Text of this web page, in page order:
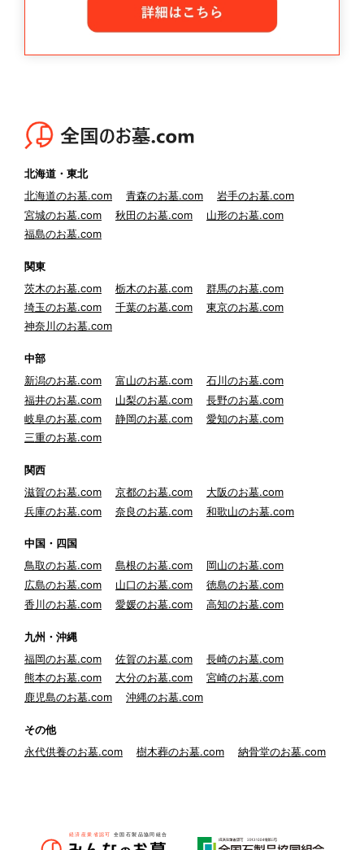
北海道・東北
北海道のお墓.com
青森のお墓.com
岩手のお墓.com
宮城のお墓.com
秋田のお墓.com
山形のお墓.com
福島のお墓.com
関東
茨木のお墓.com
栃木のお墓.com
群馬のお墓.com
埼玉のお墓.com
千葉のお墓.com
東京のお墓.com
神奈川のお墓.com
中部
新潟のお墓.com
富山のお墓.com
石川のお墓.com
福井のお墓.com
山梨のお墓.com
長野のお墓.com
岐阜のお墓.com
静岡のお墓.com
愛知のお墓.com
三重のお墓.com
関西
滋賀のお墓.com
京都のお墓.com
大阪のお墓.com
兵庫のお墓.com
奈良のお墓.com 和歌山のお墓.com
中国・四国
鳥取のお墓.com
島根のお墓.com
岡山のお墓.com
広島のお墓.com
山口のお墓.com
徳島のお墓.com
香川のお墓.com
愛媛のお墓.com 高知のお墓.com
九州・沖縄
福岡のお墓.com
佐賀のお墓.com
長崎のお墓.com
熊本のお墓.com
大分のお墓.com
宮崎のお墓.com
鹿児島のお墓.com
沖縄のお墓.com
その他
永代供養のお墓.com
樹木葬のお墓.com 納骨堂のお墓.com